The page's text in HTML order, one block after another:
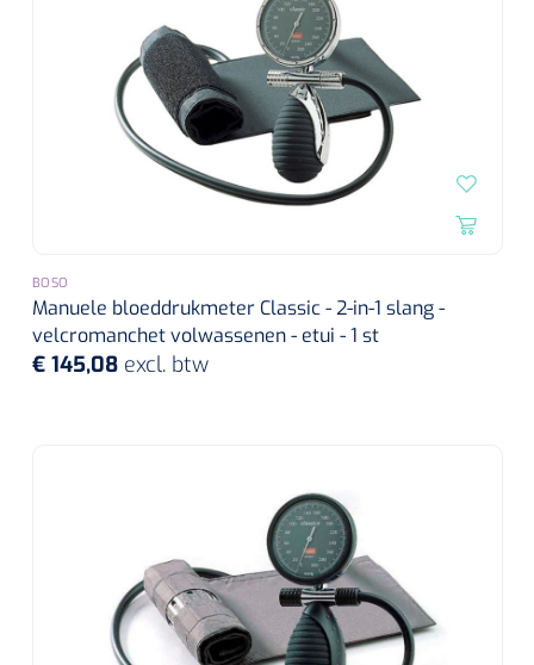
BOSO
Manuele bloeddrukmeter Classic - 2-in-1 slang -
velcromanchet volwassenen - etui - 1 st
€ 145,08 excl. btw